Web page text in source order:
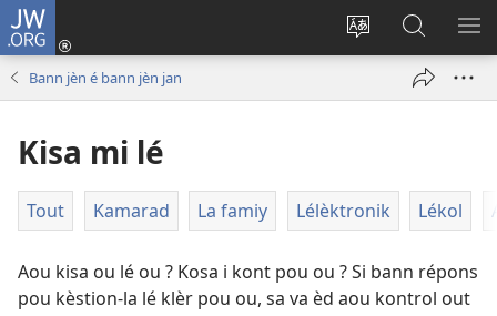
JW.ORG
Chanjé
Konéksion
(opens
Rod
su
JW.ORG
Bann jèn é bann jèn jan
Kisa mi lé
Tout Kamarad La famiy Lélèktronik Lékol
Aou kisa ou lé ou ? Kosa i kont pou ou ? Si bann répons
pou kèstion-la lé klèr pou ou, sa va èd aou kontrol out